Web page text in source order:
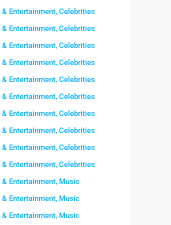
Entertainment, Celebrities
Entertainment, Celebrities
Entertainment, Celebrities
Entertainment, Celebrities
Entertainment, Celebrities
Entertainment, Celebrities
Entertainment, Celebrities
Entertainment, Celebrities
Entertainment, Celebrities
Entertainment, Celebrities
Entertainment, Music
Entertainment, Music
Entertainment, Music